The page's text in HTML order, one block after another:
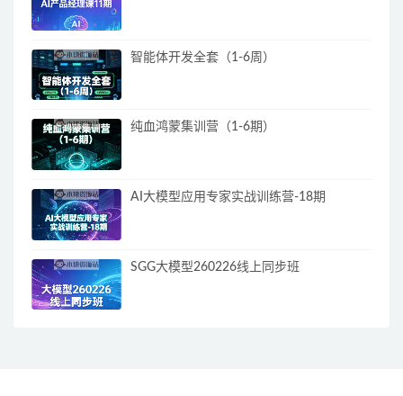
智能体开发全套（1-6周）
纯血鸿蒙集训营（1-6期）
AI大模型应用专家实战训练营-18期
SGG大模型260226线上同步班